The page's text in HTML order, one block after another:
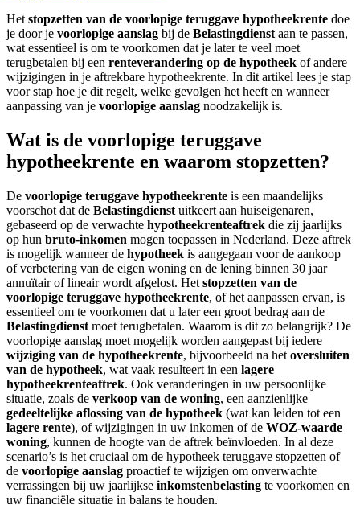
Het stopzetten van de voorlopige teruggave hypotheekrente doe
je door je voorlopige aanslag bij de Belastingdienst aan te passen,
wat essentieel is om te voorkomen dat je later te veel moet
terugbetalen bij een renteverandering op de hypotheek of andere
wijzigingen in je aftrekbare hypotheekrente. In dit artikel lees je stap
voor stap hoe je dit regelt, welke gevolgen het heeft en wanneer
aanpassing van je voorlopige aanslag noodzakelijk is.
Wat is de voorlopige teruggave
hypotheekrente en waarom stopzetten?
De voorlopige teruggave hypotheekrente is een maandelijks
voorschot dat de Belastingdienst uitkeert aan huiseigenaren,
gebaseerd op de verwachte hypotheekrenteaftrek die zij jaarlijks
op hun bruto-inkomen mogen toepassen in Nederland. Deze aftrek
is mogelijk wanneer de hypotheek is aangegaan voor de aankoop
of verbetering van de eigen woning en de lening binnen 30 jaar
annuïtair of lineair wordt afgelost. Het stopzetten van de
voorlopige teruggave hypotheekrente, of het aanpassen ervan, is
essentieel om te voorkomen dat u later een groot bedrag aan de
Belastingdienst moet terugbetalen. Waarom is dit zo belangrijk? De
voorlopige aanslag moet mogelijk worden aangepast bij iedere
wijziging van de hypotheekrente, bijvoorbeeld na het oversluiten
van de hypotheek, wat vaak resulteert in een lagere
hypotheekrenteaftrek. Ook veranderingen in uw persoonlijke
situatie, zoals de verkoop van de woning, een aanzienlijke
gedeeltelijke aflossing van de hypotheek (wat kan leiden tot een
lagere rente), of wijzigingen in uw inkomen of de WOZ-waarde
woning, kunnen de hoogte van de aftrek beïnvloeden. In al deze
scenario’s is het cruciaal om de hypotheek teruggave stopzetten of
de voorlopige aanslag proactief te wijzigen om onverwachte
verrassingen bij uw jaarlijkse inkomstenbelasting te voorkomen en
uw financiële situatie in balans te houden.